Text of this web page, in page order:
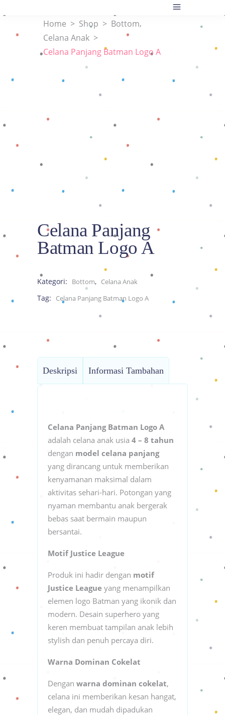
Home > Shop > Bottom,
Celana Anak >
Celana Panjang Batman Logo A
Celana Panjang
Batman Logo A
Kategori: Bottom, Celana Anak
Tag: Celana Panjang Batman Logo A
Deskripsi Informasi Tambahan
Celana Panjang Batman Logo A
adalah celana anak usia 4 – 8 tahun
dengan model celana panjang
yang dirancang untuk memberikan
kenyamanan maksimal dalam
aktivitas sehari-hari. Potongan yang
nyaman membantu anak bergerak
bebas saat bermain maupun
bersantai.
Motif Justice League
Produk ini hadir dengan motif
Justice League yang menampilkan
elemen logo Batman yang ikonik dan
modern. Desain superhero yang
keren membuat tampilan anak lebih
stylish dan penuh percaya diri.
Warna Dominan Cokelat
Dengan warna dominan cokelat,
celana ini memberikan kesan hangat,
elegan, dan mudah dipadukan